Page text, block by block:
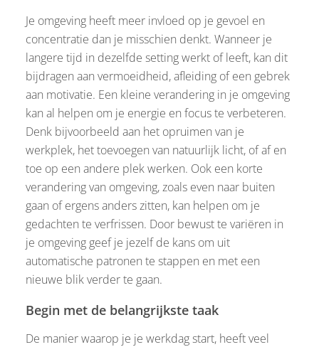
Je omgeving heeft meer invloed op je gevoel en
concentratie dan je misschien denkt. Wanneer je
langere tijd in dezelfde setting werkt of leeft, kan dit
bijdragen aan vermoeidheid, afleiding of een gebrek
aan motivatie. Een kleine verandering in je omgeving
kan al helpen om je energie en focus te verbeteren.
Denk bijvoorbeeld aan het opruimen van je
werkplek, het toevoegen van natuurlijk licht, of af en
toe op een andere plek werken. Ook een korte
verandering van omgeving, zoals even naar buiten
gaan of ergens anders zitten, kan helpen om je
gedachten te verfrissen. Door bewust te variëren in
je omgeving geef je jezelf de kans om uit
automatische patronen te stappen en met een
nieuwe blik verder te gaan.
Begin met de belangrijkste taak
De manier waarop je je werkdag start, heeft veel